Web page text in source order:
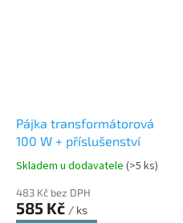
Pájka transformátorová
100 W + příslušenství
Skladem u dodavatele (>5 ks)
483 Kč bez DPH
585 Kč / ks